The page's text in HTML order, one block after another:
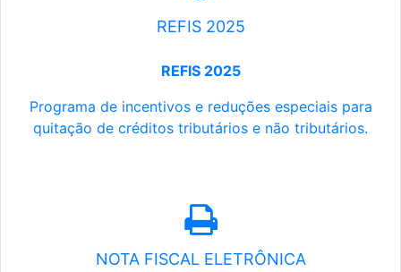
REFIS 2025
REFIS 2025
Programa de incentivos e reduções especiais para
quitação de créditos tributários e não tributários.
NOTA FISCAL ELETRÔNICA